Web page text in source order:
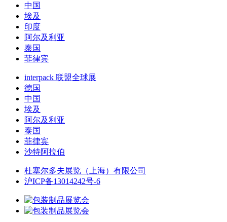
中国
埃及
印度
阿尔及利亚
泰国
菲律宾
interpack 联盟全球展
德国
中国
埃及
阿尔及利亚
泰国
菲律宾
沙特阿拉伯
杜塞尔多夫展览（上海）有限公司
沪ICP备13014242号-6